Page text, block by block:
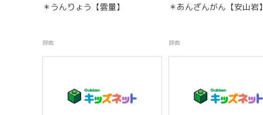
＊うんりょう【雲量】
辞典
＊あんざんがん【安山岩】
辞典